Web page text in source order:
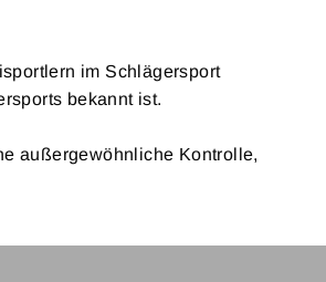
im Schlägersport
bekannt ist.
außergewöhnliche Kontrolle,